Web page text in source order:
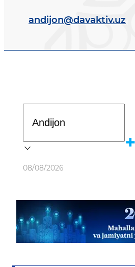
andijon@davaktiv.uz
08/08/2026